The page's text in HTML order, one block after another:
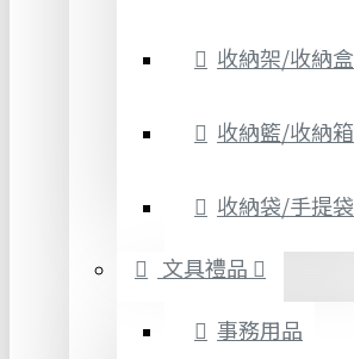
收納架/收納盒
收納籃/收納箱
收納袋/手提袋
文具禮品
事務用品